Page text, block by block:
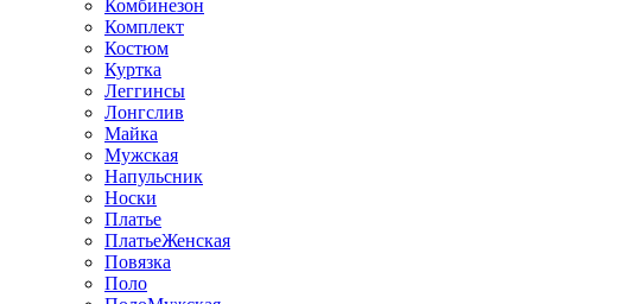
Комбинезон
Комплект
Костюм
Куртка
Леггинсы
Лонгслив
Майка
Мужская
Напульсник
Носки
Платье
ПлатьеЖенская
Повязка
Поло